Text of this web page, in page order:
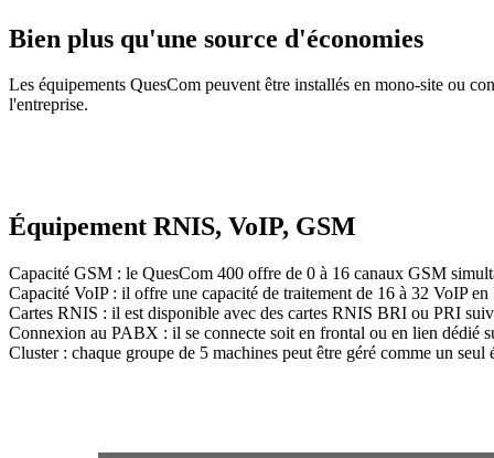
Bien plus qu'une source d'économies
Les équipements QuesCom peuvent être installés en mono-site ou
l'entreprise.
Équipement RNIS, VoIP, GSM
Capacité GSM : le QuesCom 400 offre de 0 à 16 canaux GSM
Capacité VoIP : il offre une capacité de traitement de 16 à 32 VoIP
Cartes RNIS : il est disponible avec des cartes RNIS BRI ou PRI
Connexion au PABX : il se connecte soit en frontal ou en lien dédié
Cluster : chaque groupe de 5 machines peut être géré comme un